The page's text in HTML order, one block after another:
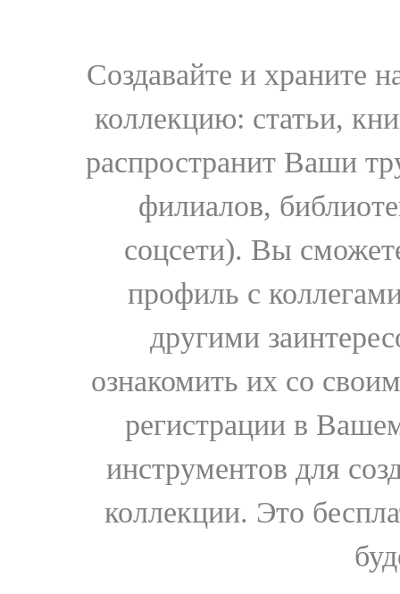
Создавайте и храните
коллекцию: статьи,
распространит Ваши
филиалов,
соцсети). Вы
профиль с
другими
ознакомить их со
регистрации в
инструментов для
коллекции. Это